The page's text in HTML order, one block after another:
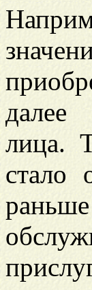
далее
лица.
стало